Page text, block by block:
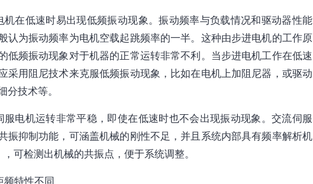
机在低速时易出现低频振动现象。振动频率与负载情况和驱动器性能
认为振动频率为电机空载起跳频率的一半。这种由步进电机的工作原
低频振动现象对于机器的正常运转非常不利。当步进电机工作在低速
采用阻尼技术来克服低频振动现象，比如在电机上加阻尼器，或驱动
分技术等。
服电机运转非常平稳，即使在低速时也不会出现振动现象。交流伺服
振抑制功能，可涵盖机械的刚性不足，并且系统内部具有频率解析机
，可检测出机械的共振点，便于系统调整。
频特性不同